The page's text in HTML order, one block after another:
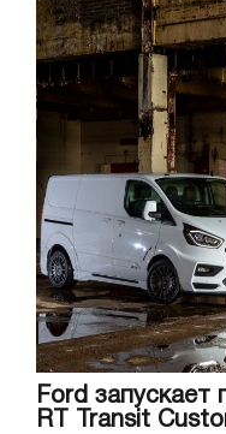
Ford
RT Transit